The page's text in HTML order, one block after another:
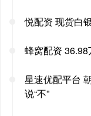
悦配资 现货白
蜂窝配资
星速优配平台
说“不”